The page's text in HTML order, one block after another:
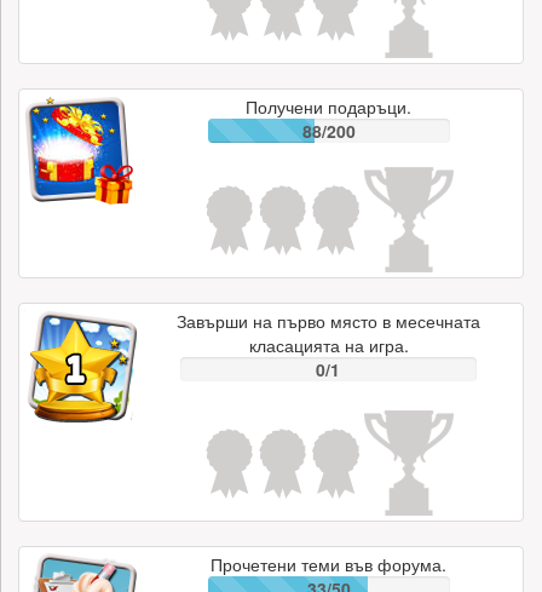
Получени подаръци.
88/200
Завърши на първо място в месечната
класацията на игра.
0/1
Прочетени теми във форума.